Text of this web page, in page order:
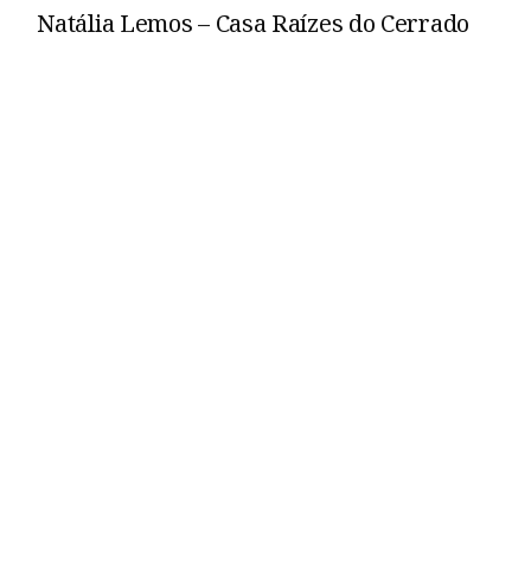
Natália Lemos – Casa Raízes do Cerrado